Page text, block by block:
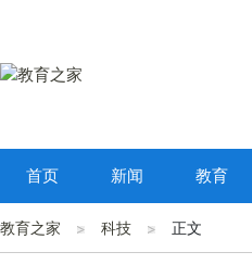
首页 新闻 教育
教育之家 科技 正文